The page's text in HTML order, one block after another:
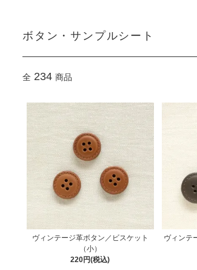
ボタン・サンプルシート
全 234 商品
ヴィンテージ革ボタン／ビスケット
（小）
220円(税込)
ヴィンテ